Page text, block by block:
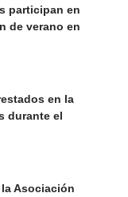
participan en
de verano en
en la
durante el
Asociación